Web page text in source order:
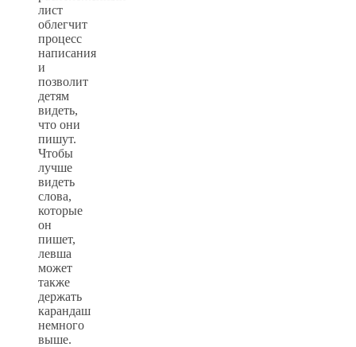
лист
облегчит
процесс
написания
и
позволит
детям
видеть,
что они
пишут.
Чтобы
лучше
видеть
слова,
которые
он
пишет,
левша
может
также
держать
карандаш
немного
выше.